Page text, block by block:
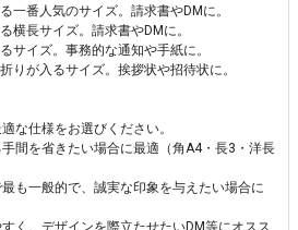
一番人気のサイズ。請求書やDMに。
横長サイズ。請求書やDMに。
サイズ。事務的な通知や手紙に。
りが入るサイズ。挨拶状や招待状に。
な仕様をお選びください。
間を省きたい場合に最適（角A4・長3・洋長
も一般的で、誠実な印象を与えたい場合に
く、デザインを際立たせたいDM等にオスス